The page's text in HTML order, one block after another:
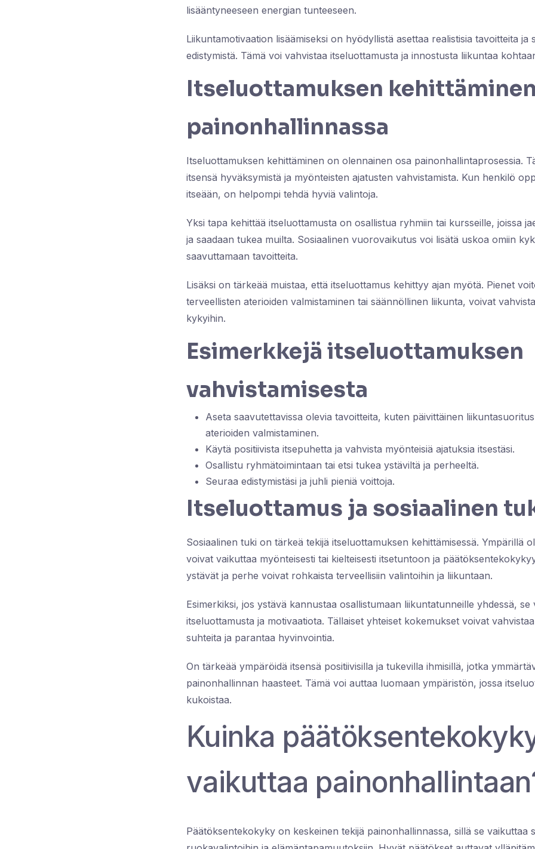
lisääntyneeseen energian tunteeseen.
Liikuntamotivaation lisäämiseksi on hyödyllistä asettaa realistisia tavoitteita ja
edistymistä. Tämä voi vahvistaa itseluottamusta ja innostusta liikuntaa
Itseluottamuksen
painonhallinnassa
Itseluottamuksen kehittäminen on olennainen osa painonhallintaprosessia.
itsensä hyväksymistä ja myönteisten ajatusten vahvistamista. Kun henkilö
itseään, on helpompi tehdä hyviä valintoja.
Yksi tapa kehittää itseluottamusta on osallistua ryhmiin tai kursseille, joissa
ja saadaan tukea muilta. Sosiaalinen vuorovaikutus voi lisätä uskoa omiin
saavuttamaan tavoitteita.
Lisäksi on tärkeää muistaa, että itseluottamus kehittyy ajan myötä. Pienet
terveellisten aterioiden valmistaminen tai säännöllinen liikunta, voivat
kykyihin.
Esimerkkejä itseluottamuksen
vahvistamisesta
Aseta saavutettavissa olevia tavoitteita, kuten päivittäinen
aterioiden valmistaminen.
Käytä positiivista itsepuhetta ja vahvista myönteisiä ajatuksia itsestäsi.
Osallistu ryhmätoimintaan tai etsi tukea ystäviltä ja perheeltä.
Seuraa edistymistäsi ja juhli pieniä voittoja.
Itseluottamus ja sosiaalinen
Sosiaalinen tuki on tärkeä tekijä itseluottamuksen kehittämisessä. Ympärillä
voivat vaikuttaa myönteisesti tai kielteisesti itsetuntoon ja
ystävät ja perhe voivat rohkaista terveellisiin valintoihin ja liikuntaan.
Esimerkiksi, jos ystävä kannustaa osallistumaan liikuntatunneille yhdessä, se
itseluottamusta ja motivaatiota. Tällaiset yhteiset kokemukset voivat
suhteita ja parantaa hyvinvointia.
On tärkeää ympäröidä itsensä positiivisilla ja tukevilla ihmisillä, jotka
painonhallinnan haasteet. Tämä voi auttaa luomaan ympäristön, jossa
kukoistaa.
Kuinka
vaikuttaa
Päätöksentekokyky on keskeinen tekijä painonhallinnassa, sillä se vaikuttaa